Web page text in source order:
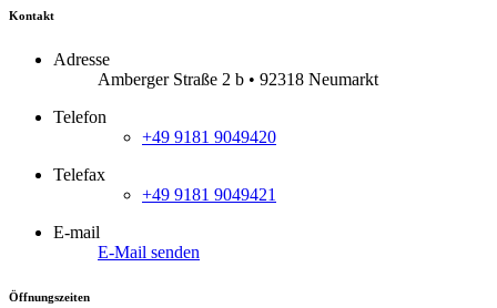
Kontakt
Adresse
Amberger Straße 2 b • 92318 Neumarkt
Telefon
+49 9181 9049420
Telefax
+49 9181 9049421
E-mail
E-Mail senden
Öffnungszeiten